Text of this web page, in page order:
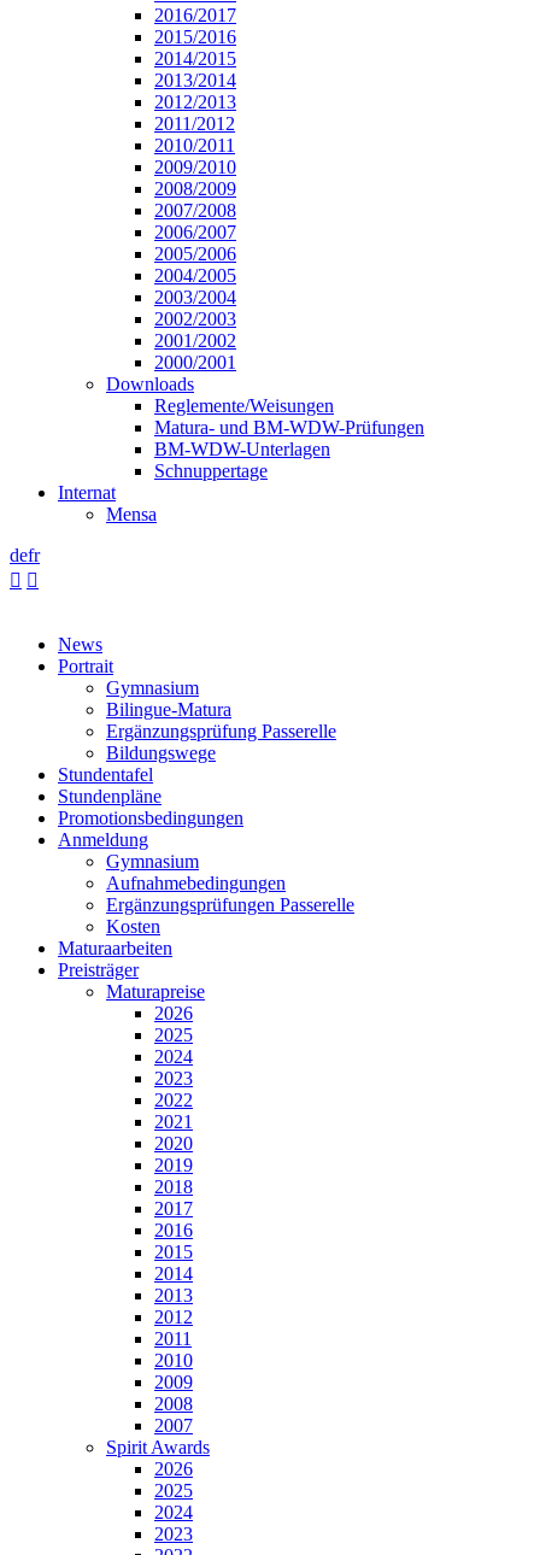
2016/2017
2015/2016
2014/2015
2013/2014
2012/2013
2011/2012
2010/2011
2009/2010
2008/2009
2007/2008
2006/2007
2005/2006
2004/2005
2003/2004
2002/2003
2001/2002
2000/2001
Downloads
Reglemente/Weisungen
Matura- und BM-WDW-Prüfungen
BM-WDW-Unterlagen
Schnuppertage
Internat
Mensa
defr
 
News
Portrait
Gymnasium
Bilingue-Matura
Ergänzungsprüfung Passerelle
Bildungswege
Stundentafel
Stundenpläne
Promotionsbedingungen
Anmeldung
Gymnasium
Aufnahmebedingungen
Ergänzungsprüfungen Passerelle
Kosten
Maturaarbeiten
Preisträger
Maturapreise
2026
2025
2024
2023
2022
2021
2020
2019
2018
2017
2016
2015
2014
2013
2012
2011
2010
2009
2008
2007
Spirit Awards
2026
2025
2024
2023